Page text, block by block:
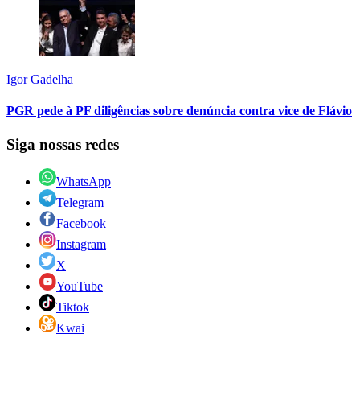
Igor Gadelha
PGR pede à PF diligências sobre denúncia contra vice de Flávio
Siga nossas redes
WhatsApp
Telegram
Facebook
Instagram
X
YouTube
Tiktok
Kwai